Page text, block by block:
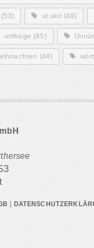
(53) st.veit(49)
umfrage (45)
(44)